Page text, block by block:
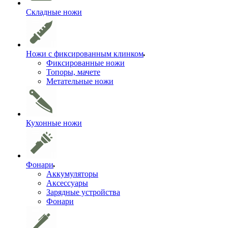
Складные ножи
Ножи с фиксированным клинком
Фиксированные ножи
Топоры, мачете
Метательные ножи
Кухонные ножи
Фонари
Аккумуляторы
Аксессуары
Зарядные устройства
Фонари